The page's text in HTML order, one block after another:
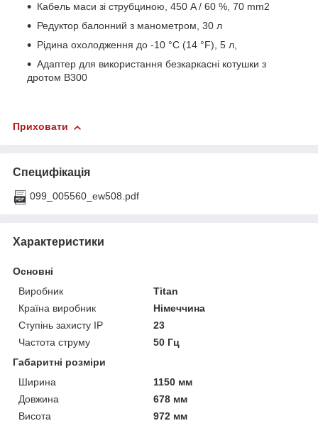
Кабель маси зі струбциною, 450 A / 60 %, 70 mm2
Редуктор балонний з манометром, 30 л
Рідина охолодження до -10 °C (14 °F), 5 л,
Адаптер для використання безкаркасні котушки з
дротом B300
Приховати
Специфікація
099_005560_ew508.pdf
Характеристики
Основні
Виробник
Titan
Країна виробник
Німеччина
Ступінь захисту IP
23
Частота струму
50 Гц
Габаритні розміри
Ширина
1150 мм
Довжина
678 мм
Висота
972 мм